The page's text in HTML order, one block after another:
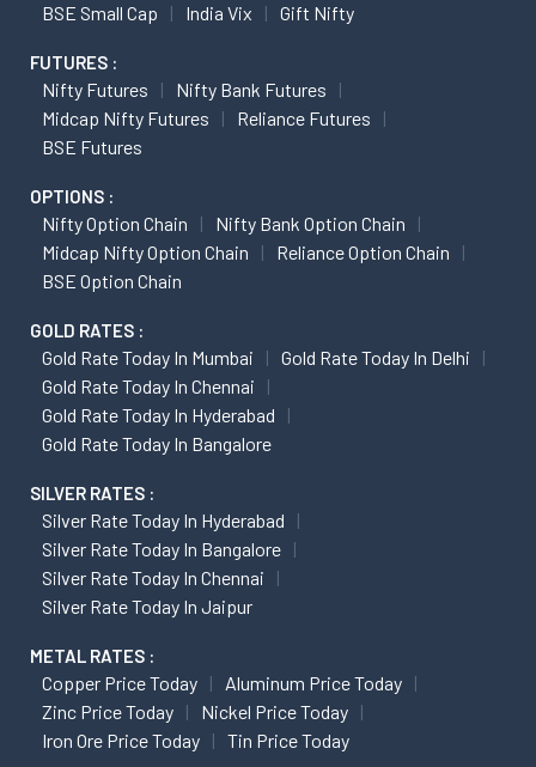
BSE Small Cap
India Vix Gift Nifty
FUTURES :
Nifty Futures
Nifty Bank Futures
Midcap Nifty Futures
Reliance Futures
BSE Futures
OPTIONS :
Nifty Option Chain
Nifty Bank Option Chain
Midcap Nifty Option Chain
Reliance Option Chain
BSE Option Chain
GOLD RATES :
Gold Rate Today In Mumbai
Gold Rate Today In Delhi
Gold Rate Today In Chennai
Gold Rate Today In Hyderabad
Gold Rate Today In Bangalore
SILVER RATES :
Silver Rate Today In Hyderabad
Silver Rate Today In Bangalore
Silver Rate Today In Chennai
Silver Rate Today In Jaipur
METAL RATES :
Copper Price Today
Aluminum Price Today
Zinc Price Today
Nickel Price Today
Iron Ore Price Today
Tin Price Today